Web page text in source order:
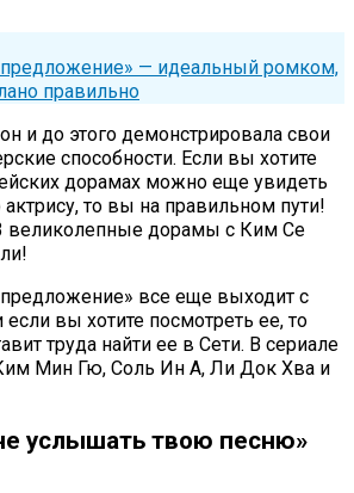
— идеальный ромком,
правильно
и до этого демонстрировала свои
способности. Если вы хотите
дорамах можно еще увидеть
то вы на правильном пути!
великолепные дорамы с Ким Се
все еще выходит с
вы хотите посмотреть ее, то
труда найти ее в Сети. В сериале
Мин Гю, Соль Ин А, Ли Док Хва и
услышать твою песню»